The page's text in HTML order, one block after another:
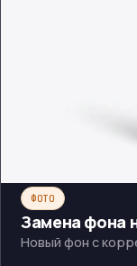
ФОТО
Замена фона
Новый фон с